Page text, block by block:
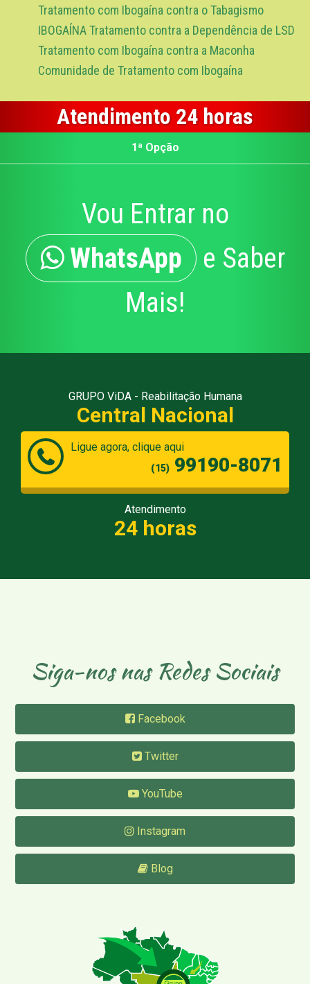
Tratamento com Ibogaína contra o Tabagismo
IBOGAÍNA Tratamento contra a Dependência de LSD
Tratamento com Ibogaína contra a Maconha
Comunidade de Tratamento com Ibogaína
Atendimento 24 horas
1ª Opção
Vou Entrar no
WhatsApp e Saber
Mais!
GRUPO ViDA - Reabilitação Humana
Central Nacional
Ligue agora, clique aqui
(15) 99190-8071
Atendimento
24 horas
Siga-nos nas Redes Sociais
Facebook
Twitter
YouTube
Instagram
Blog